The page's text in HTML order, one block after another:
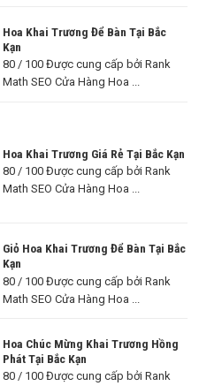
Hoa Khai Trương Để Bàn Tại Bắc
Kạn
80 / 100 Được cung cấp bởi Rank
Math SEO Cửa Hàng Hoa ...
Hoa Khai Trương Giá Rẻ Tại Bắc Kạn
80 / 100 Được cung cấp bởi Rank
Math SEO Cửa Hàng Hoa ...
Giỏ Hoa Khai Trương Để Bàn Tại Bắc
Kạn
80 / 100 Được cung cấp bởi Rank
Math SEO Cửa Hàng Hoa ...
Hoa Chúc Mừng Khai Trương Hồng
Phát Tại Bắc Kạn
80 / 100 Được cung cấp bởi Rank